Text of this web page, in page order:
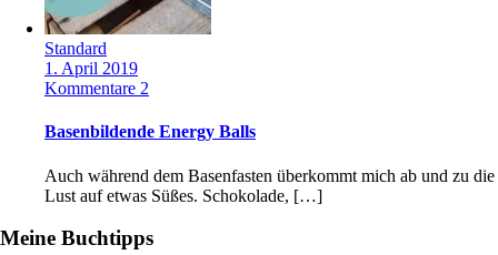
Standard
1. April 2019
Kommentare 2
Basenbildende Energy Balls
Auch während dem Basenfasten überkommt mich ab und zu die
Lust auf etwas Süßes. Schokolade, […]
Meine Buchtipps